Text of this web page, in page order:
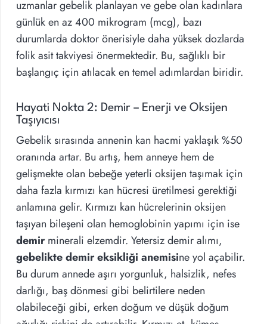
uzmanlar gebelik planlayan ve gebe olan kadınlara
günlük en az 400 mikrogram (mcg), bazı
durumlarda doktor önerisiyle daha yüksek dozlarda
folik asit takviyesi önermektedir. Bu, sağlıklı bir
başlangıç için atılacak en temel adımlardan biridir.
Hayati Nokta 2: Demir – Enerji ve Oksijen
Taşıyıcısı
Gebelik sırasında annenin kan hacmi yaklaşık %50
oranında artar. Bu artış, hem anneye hem de
gelişmekte olan bebeğe yeterli oksijen taşımak için
daha fazla kırmızı kan hücresi üretilmesi gerektiği
anlamına gelir. Kırmızı kan hücrelerinin oksijen
taşıyan bileşeni olan hemoglobinin yapımı için ise
demirminerali elzemdir. Yetersiz demir alımı,
gebelikte demir eksikliği anemisine yol açabilir.
Bu durum annede aşırı yorgunluk, halsizlik, nefes
darlığı, baş dönmesi gibi belirtilere neden
olabileceği gibi, erken doğum ve düşük doğum